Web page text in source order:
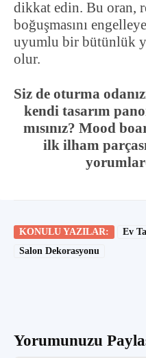
dikkat edin. Bu oran,
boğuşmasını
uyumlu bir bütünlük
olur.
Siz de oturma
kendi tasarım
mısınız? Mood
ilk ilham
KONULU YAZILAR: Ev
Salon Dekorasyonu
Yorumunuzu